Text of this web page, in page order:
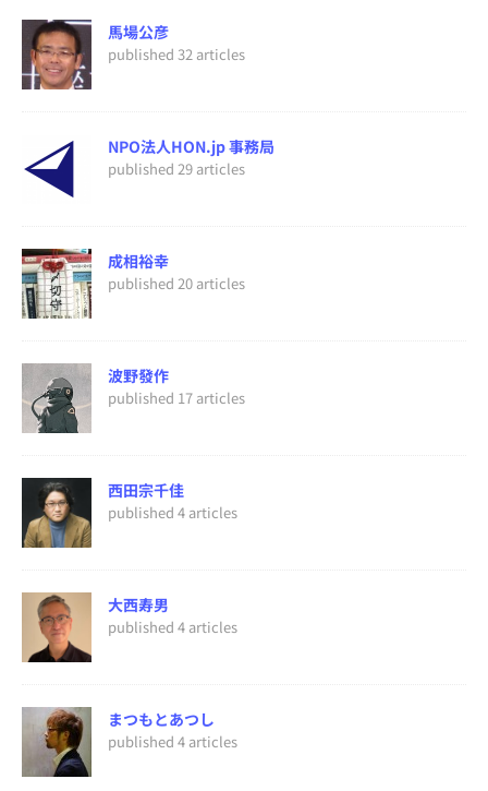
馬場公彦
published 32 articles
NPO法人HON.jp 事務局
published 29 articles
成相裕幸
published 20 articles
波野發作
published 17 articles
西田宗千佳
published 4 articles
大西寿男
published 4 articles
まつもとあつし
published 4 articles